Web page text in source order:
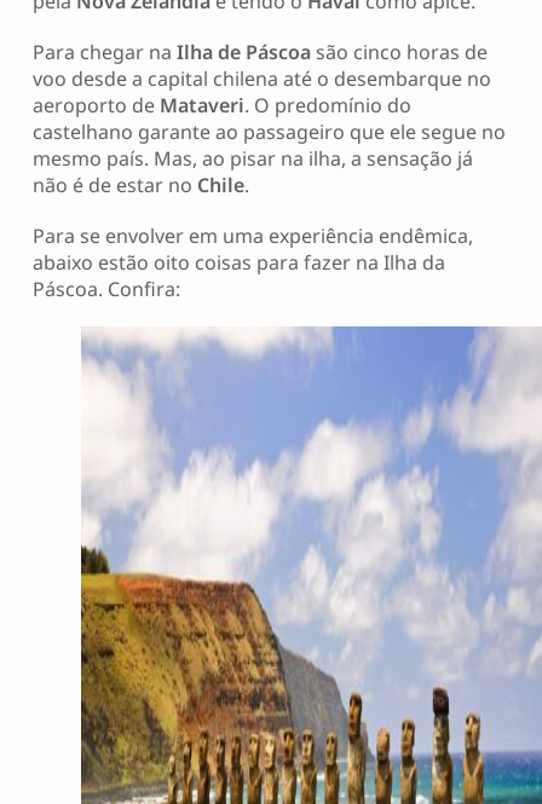
Para chegar na Ilha de Páscoasão cinco horas de
voo desde a capital chilena até o desembarque no
aeroporto de Mataveri. O predomínio do
castelhano garante ao passageiro que ele segue no
mesmo país. Mas, ao pisar na ilha, a sensação já
não é de estar no Chile.
Para se envolver em uma experiência endêmica,
abaixo estão oito coisas para fazer na Ilha da
Páscoa. Confira: